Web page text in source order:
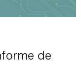
de